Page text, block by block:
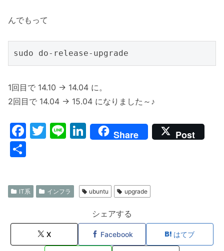
んでもって
1回目で 14.10 -> 14.04 に。
2回目で 14.04 -> 15.04 になりました～♪
F
b
o
k
T
Li Li
n
dI
n
Share Post
IT系 インフラ ubuntu upgrade
シェアする
X Facebook はてブ